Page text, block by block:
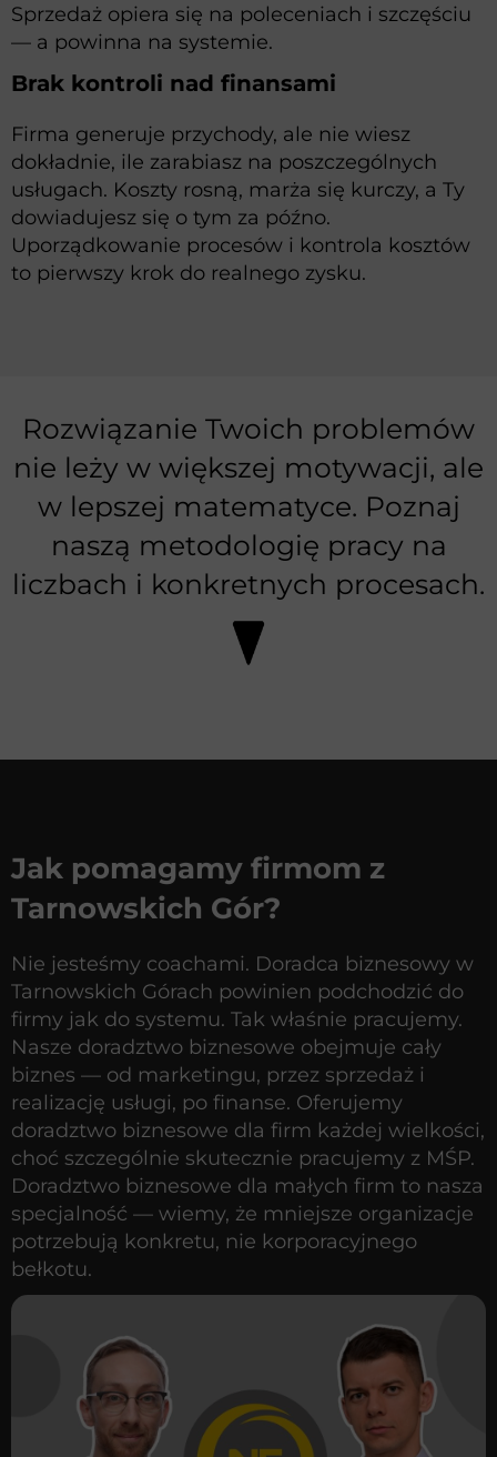
Sprzedaż opiera się na poleceniach i szczęściu
— a powinna na systemie.
Brak kontroli nad finansami
Firma generuje przychody, ale nie wiesz
dokładnie, ile zarabiasz na poszczególnych
usługach. Koszty rosną, marża się kurczy, a Ty
dowiadujesz się o tym za późno.
Uporządkowanie procesów i kontrola kosztów
to pierwszy krok do realnego zysku.
Rozwiązanie Twoich problemów
nie leży w większej motywacji, ale
w lepszej matematyce. Poznaj
naszą metodologię pracy na
liczbach i konkretnych procesach.
Jak pomagamy firmom z
Tarnowskich Gór?
Nie jesteśmy coachami. Doradca biznesowy w
Tarnowskich Górach powinien podchodzić do
firmy jak do systemu. Tak właśnie pracujemy.
Nasze doradztwo biznesowe obejmuje cały
biznes — od marketingu, przez sprzedaż i
realizację usługi, po finanse. Oferujemy
doradztwo biznesowe dla firm każdej wielkości,
choć szczególnie skutecznie pracujemy z MŚP.
Doradztwo biznesowe dla małych firm to nasza
specjalność — wiemy, że mniejsze organizacje
potrzebują konkretu, nie korporacyjnego
bełkotu.